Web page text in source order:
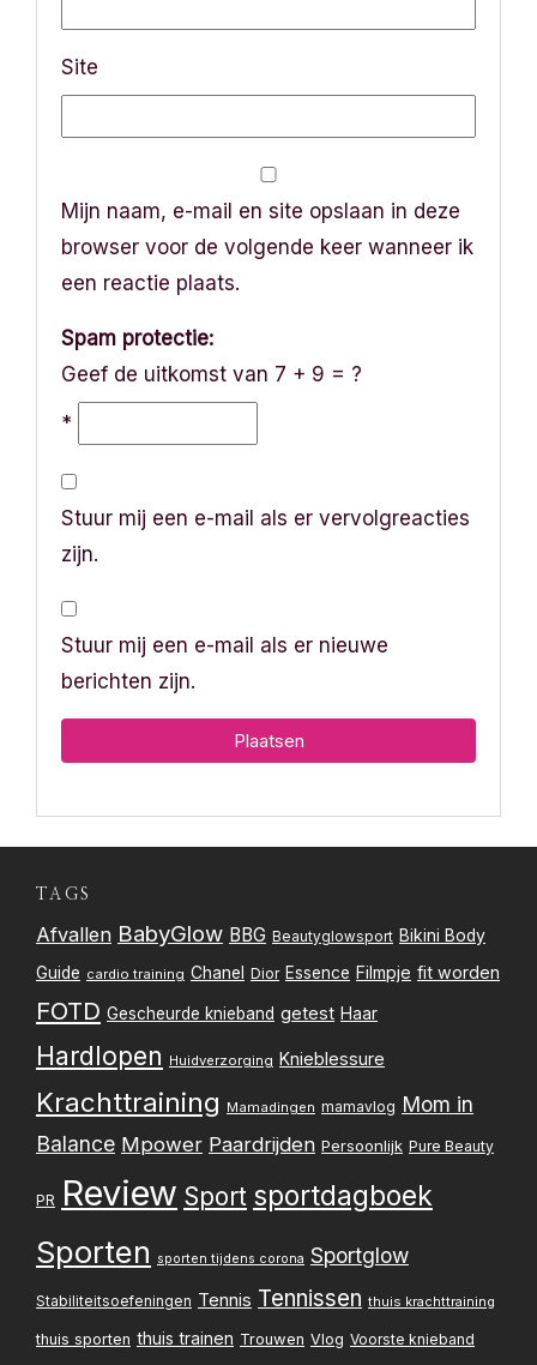
Site
Mijn naam, e-mail en site opslaan in deze
browser voor de volgende keer wanneer ik
een reactie plaats.
Spam protectie:
Geef de uitkomst van 7 + 9 = ?
*
Stuur mij een e-mail als er vervolgreacties
zijn.
Stuur mij een e-mail als er nieuwe
berichten zijn.
TAGS
Afvallen BabyGlow BBG Beautyglowsport Bikini Body
Guide cardio training Chanel Dior Essence Filmpje fit worden
FOTD Gescheurde knieband getest Haar
Hardlopen Huidverzorging Knieblessure
Krachttraining Mamadingen mamavlog Mom in
Balance Mpower Paardrijden Persoonlijk Pure Beauty
PR Review Sport sportdagboek
Sporten sporten tijdens corona Sportglow
Stabiliteitsoefeningen Tennis Tennissen thuis krachttraining
thuis sporten thuis trainen Trouwen Vlog Voorste knieband